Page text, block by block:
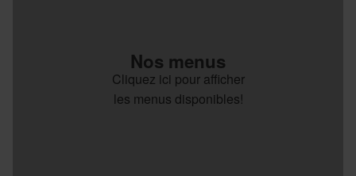
Nos menus
Cliquez ici pour afficher
les menus disponibles!